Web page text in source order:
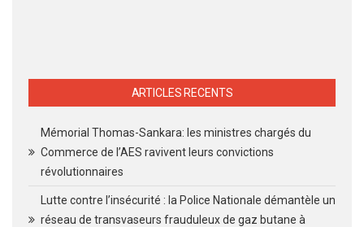
ARTICLES RECENTS
Mémorial Thomas-Sankara: les ministres chargés du
Commerce de l’AES ravivent leurs convictions
révolutionnaires
Lutte contre l’insécurité : la Police Nationale démantèle un
réseau de transvaseurs frauduleux de gaz butane à